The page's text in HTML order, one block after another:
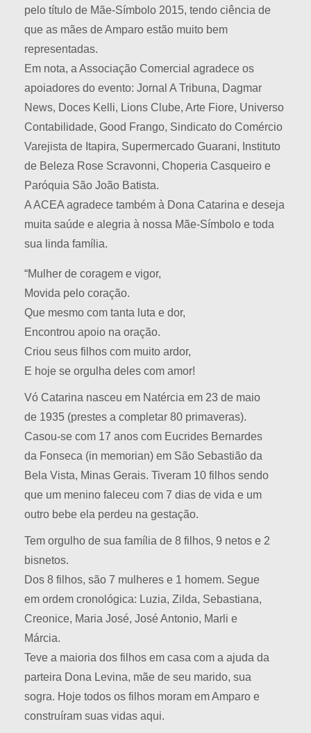
pelo título de Mãe-Símbolo 2015, tendo ciência de
que as mães de Amparo estão muito bem
representadas.
Em nota, a Associação Comercial agradece os
apoiadores do evento: Jornal A Tribuna, Dagmar
News, Doces Kelli, Lions Clube, Arte Fiore, Universo
Contabilidade, Good Frango, Sindicato do Comércio
Varejista de Itapira, Supermercado Guarani, Instituto
de Beleza Rose Scravonni, Choperia Casqueiro e
Paróquia São João Batista.
A ACEA agradece também à Dona Catarina e deseja
muita saúde e alegria à nossa Mãe-Símbolo e toda
sua linda família.
“Mulher de coragem e vigor,
Movida pelo coração.
Que mesmo com tanta luta e dor,
Encontrou apoio na oração.
Criou seus filhos com muito ardor,
E hoje se orgulha deles com amor!
Vó Catarina nasceu em Natércia em 23 de maio
de 1935 (prestes a completar 80 primaveras).
Casou-se com 17 anos com Eucrides Bernardes
da Fonseca (in memorian) em São Sebastião da
Bela Vista, Minas Gerais. Tiveram 10 filhos sendo
que um menino faleceu com 7 dias de vida e um
outro bebe ela perdeu na gestação.
Tem orgulho de sua família de 8 filhos, 9 netos e 2
bisnetos.
Dos 8 filhos, são 7 mulheres e 1 homem. Segue
em ordem cronológica: Luzia, Zilda, Sebastiana,
Creonice, Maria José, José Antonio, Marli e
Márcia.
Teve a maioria dos filhos em casa com a ajuda da
parteira Dona Levina, mãe de seu marido, sua
sogra. Hoje todos os filhos moram em Amparo e
construíram suas vidas aqui.